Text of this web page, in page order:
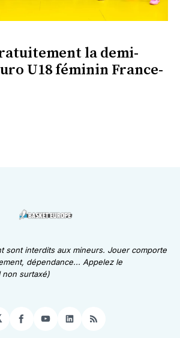
la demi-
U18 féminin France-
sont interdits aux mineurs. Jouer comporte
dépendance... Appelez le
non surtaxé)
Facebook
YouTube
LinkedIn
RSS